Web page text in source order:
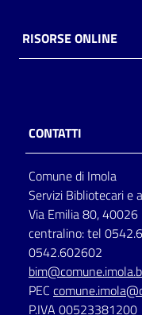
Decentrate
Seguici
su
RISORSE ONLINE
CONTATTI
Comune di Imola
Servizi Bibliotecari e
Via Emilia 80,
centralino: tel
0542.602602
PEC
P.IVA 00523381200